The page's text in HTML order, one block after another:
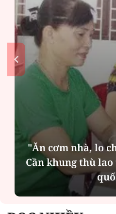
"Ăn cơm nhà, lo
Cần khung thù